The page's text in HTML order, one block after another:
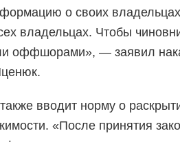
о своих
владельцах. Чтобы
оффшорами», — заявил
вводит норму о
«После принятия